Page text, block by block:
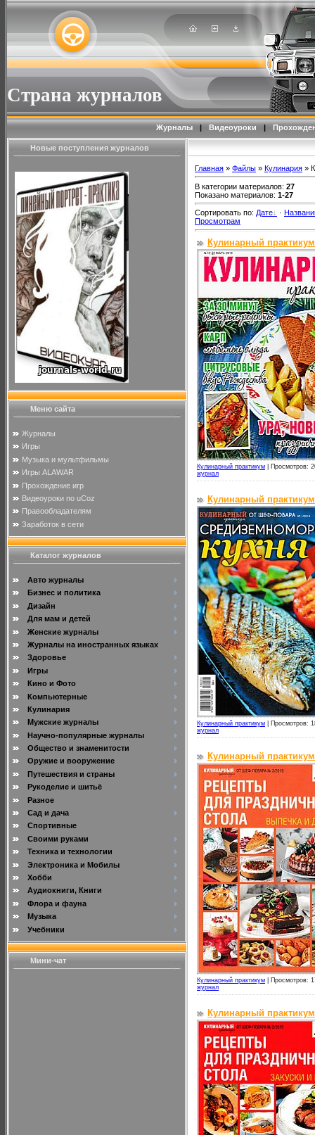
Страна журналов
Журналы | Видеоуроки |
Новые поступления журналов
Меню сайта
Журналы
Игры
Музыка и мультфильмы
Игры ALAWAR
Прохождение игр
Видеоуроки по uCoz
Правообладателям
Заработок в сети
Каталог журналов
Авто журналы
Бизнес и политика
Дизайн
Для мам и детей
Женские журналы
Журналы на иностранных языках
Здоровье
Игры
Кино и Фото
Компьютерные
Кулинария
Мужские журналы
Научно-популярные журналы
Общество и знаменитости
Оружие и вооружение
Путешествия и страны
Рукоделие и шитьё
Разное
Сад и дача
Спортивные
Своими руками
Техника и технологии
Электроника и Мобилы
Хобби
Аудиокниги, Книги
Флора и фауна
Музыка
Учебники
Мини-чат
Главная » Файлы » Кулинария »
В категории материалов: 27
Показано материалов: 1-27
Сортировать по: Дате ·
Просмотрам
Кулинарный
Кулинарный практикум
Просмотров:
журнал
Кулинарный
Кулинарный практикум
Просмотров:
журнал
Кулинарный
Кулинарный практикум
Просмотров:
журнал
Кулинарный